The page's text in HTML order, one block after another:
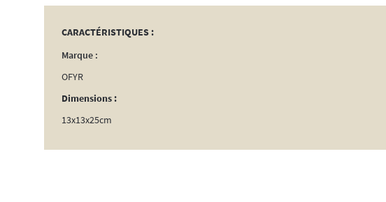
de
Coco
CARACTÉRISTIQUES :
Marque :
OFYR
Dimensions :
13x13x25cm